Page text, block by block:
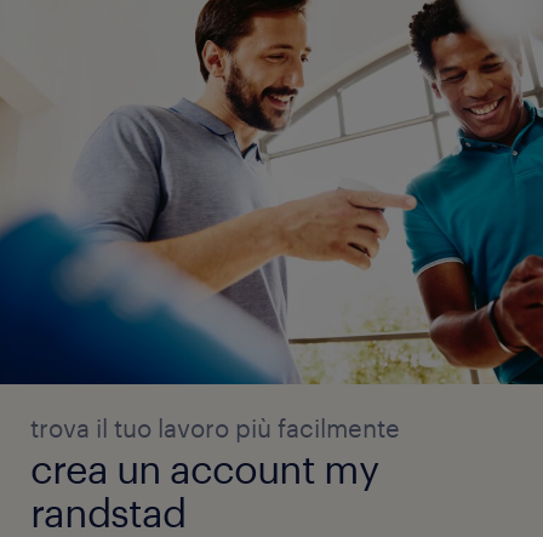
trova il tuo lavoro più facilmente
crea un account my
randstad